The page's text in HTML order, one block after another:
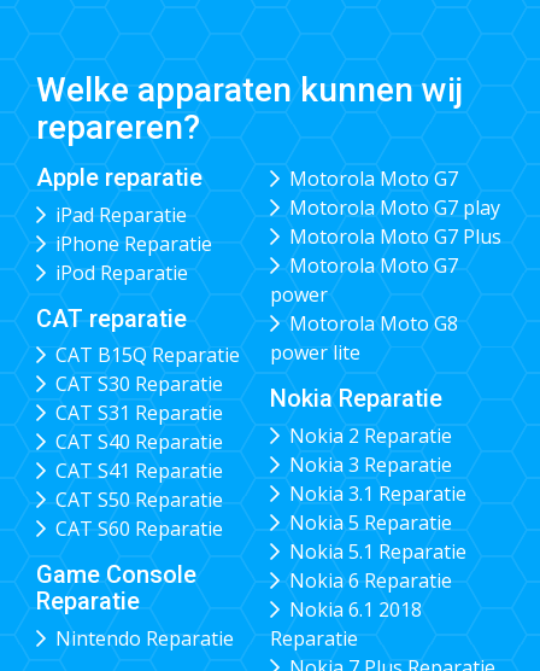
Welke apparaten kunnen wij
repareren?
Apple reparatie
iPad Reparatie
iPhone Reparatie
iPod Reparatie
CAT reparatie
CAT B15Q Reparatie
CAT S30 Reparatie
CAT S31 Reparatie
CAT S40 Reparatie
CAT S41 Reparatie
CAT S50 Reparatie
CAT S60 Reparatie
Game Console
Reparatie
Nintendo Reparatie
Motorola Moto G7
Motorola Moto G7 play
Motorola Moto G7 Plus
Motorola Moto G7
power
Motorola Moto G8
power lite
Nokia Reparatie
Nokia 2 Reparatie
Nokia 3 Reparatie
Nokia 3.1 Reparatie
Nokia 5 Reparatie
Nokia 5.1 Reparatie
Nokia 6 Reparatie
Nokia 6.1 2018
Reparatie